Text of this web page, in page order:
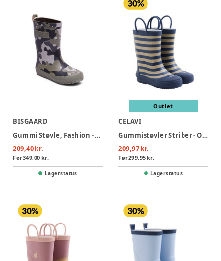
BISGAARD
Gummi Støvle, Fashion - 176 Camouf
209,40 kr.
Før349,00 kr.
Lagerstatus
Outlet
CELAVI
Gummistøvler Striber - Oceania
209,97 kr.
Før299,95 kr.
Lagerstatus